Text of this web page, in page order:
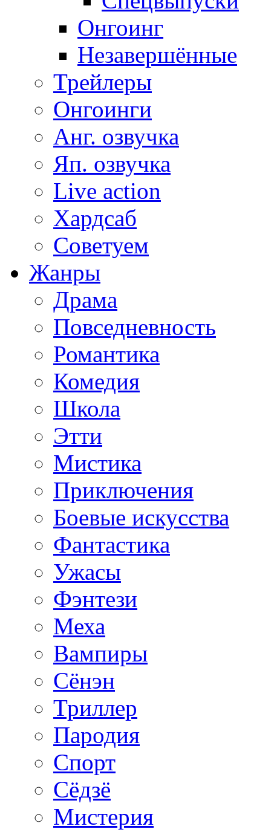
Онгоинг
Незавершённые
Трейлеры
Онгоинги
Анг. озвучка
Яп. озвучка
Live action
Хардсаб
Советуем
Жанры
Драма
Повседневность
Романтика
Комедия
Школа
Этти
Мистика
Приключения
Боевые искусства
Фантастика
Ужасы
Фэнтези
Меха
Вампиры
Сёнэн
Триллер
Пародия
Спорт
Сёдзё
Мистерия